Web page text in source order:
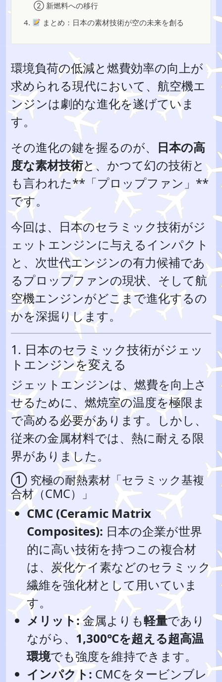
② 新燃料への移行
4.
まとめ：日本の素材技術が空の未来を創る
環境負荷の低減と燃費効率の向上が
求められる現代において、航空機エ
ンジンは劇的な進化を遂げていま
す。
その進化の鍵を握るのが、 日本の高
度な素材技術と、かつて幻の技術と
も言われた**「プロップファン」**
です。
今回は、日本のセラミック技術がジ
ェットエンジンに与えるインパクト
と、次世代エンジンの有力候補であ
るプロップファンの現状、そして航
空機エンジンがどこまで進化するの
かを深掘りします。
1. 日本のセラミック技術がジェッ
トエンジンを変える
ジェットエンジンは、燃費を向上さ
せるために、燃焼室の温度を極限ま
で高める必要があります。しかし、
従来の金属材料では、熱に耐える限
界がありました。
① 究極の耐熱素材「セラミック基複
合材（CMC）」
CMC (Ceramic Matrix
Composites): 日本の企業が世界
的に高い技術を持つこの複合材
は、炭化ケイ素などのセラミック
繊維を強化材として用いていま
す。
メリット: 金属よりも軽量であり
ながら、 1,300℃を超える超高温
環境でも強度を維持できます。
インパクト: CMCをタービンブレ